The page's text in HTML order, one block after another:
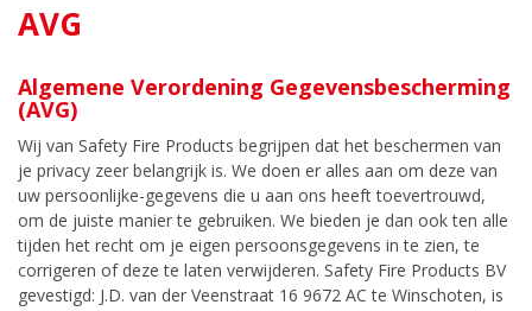
AVG
Algemene Verordening Gegevensbescherming
(AVG)
Wij van Safety Fire Products begrijpen dat het beschermen van
je privacy zeer belangrijk is. We doen er alles aan om deze van
uw persoonlijke-gegevens die u aan ons heeft toevertrouwd,
om de juiste manier te gebruiken. We bieden je dan ook ten alle
tijden het recht om je eigen persoonsgegevens in te zien, te
corrigeren of deze te laten verwijderen. Safety Fire Products BV
gevestigd: J.D. van der Veenstraat 16 9672 AC te Winschoten, is